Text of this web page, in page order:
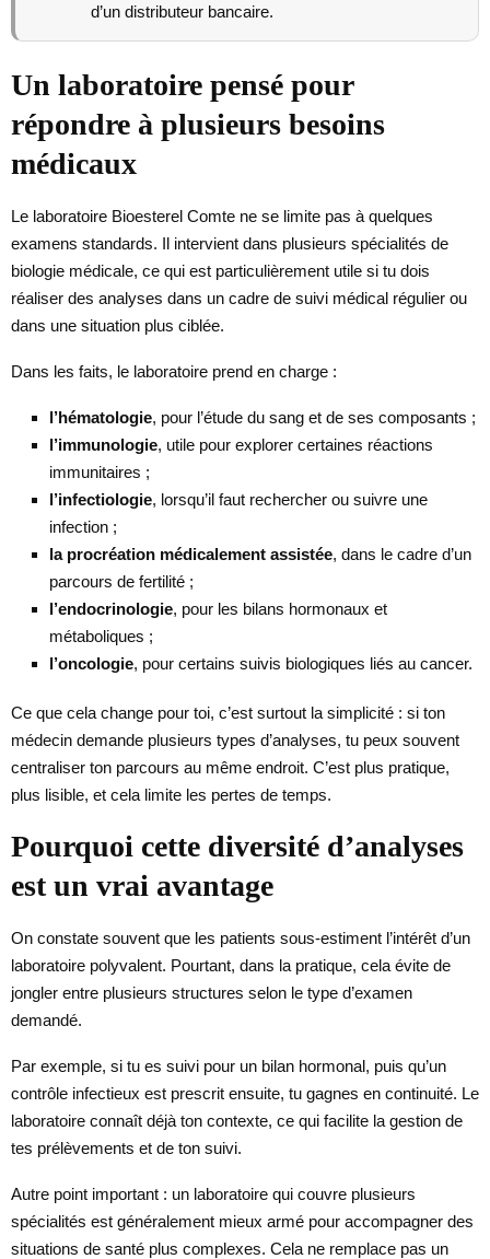
d’un distributeur bancaire.
Un laboratoire pensé pour
répondre à plusieurs besoins
médicaux
Le laboratoire Bioesterel Comte ne se limite pas à quelques
examens standards. Il intervient dans plusieurs spécialités de
biologie médicale, ce qui est particulièrement utile si tu dois
réaliser des analyses dans un cadre de suivi médical régulier ou
dans une situation plus ciblée.
Dans les faits, le laboratoire prend en charge :
l’hématologie, pour l’étude du sang et de ses composants ;
l’immunologie, utile pour explorer certaines réactions
immunitaires ;
l’infectiologie, lorsqu’il faut rechercher ou suivre une
infection ;
la procréation médicalement assistée, dans le cadre d’un
parcours de fertilité ;
l’endocrinologie, pour les bilans hormonaux et
métaboliques ;
l’oncologie, pour certains suivis biologiques liés au cancer.
Ce que cela change pour toi, c’est surtout la simplicité : si ton
médecin demande plusieurs types d’analyses, tu peux souvent
centraliser ton parcours au même endroit. C’est plus pratique,
plus lisible, et cela limite les pertes de temps.
Pourquoi cette diversité d’analyses
est un vrai avantage
On constate souvent que les patients sous-estiment l’intérêt d’un
laboratoire polyvalent. Pourtant, dans la pratique, cela évite de
jongler entre plusieurs structures selon le type d’examen
demandé.
Par exemple, si tu es suivi pour un bilan hormonal, puis qu’un
contrôle infectieux est prescrit ensuite, tu gagnes en continuité. Le
laboratoire connaît déjà ton contexte, ce qui facilite la gestion de
tes prélèvements et de ton suivi.
Autre point important : un laboratoire qui couvre plusieurs
spécialités est généralement mieux armé pour accompagner des
situations de santé plus complexes. Cela ne remplace pas un